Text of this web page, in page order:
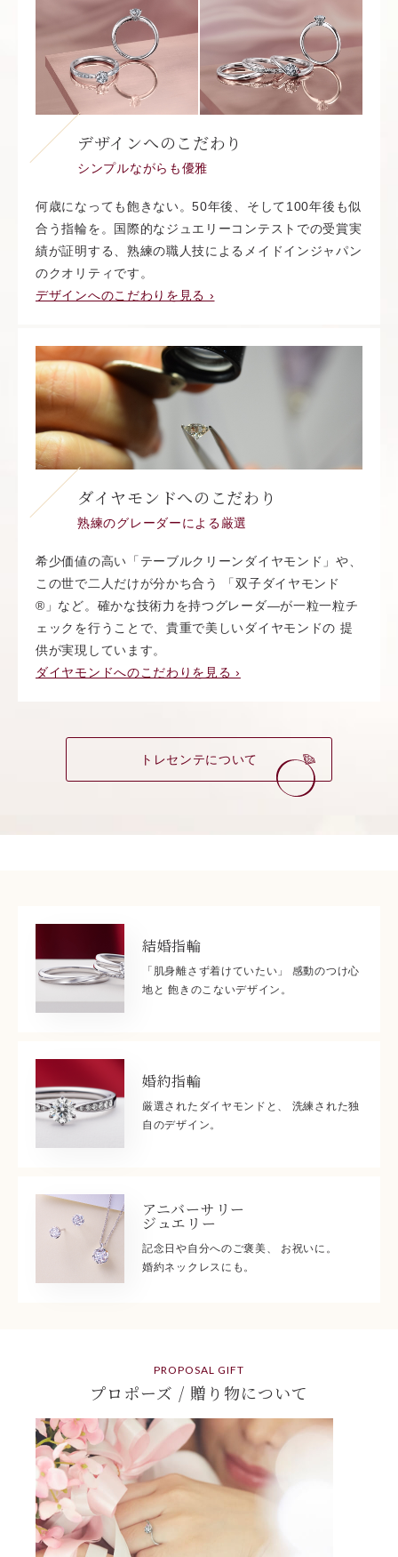
デザインへのこだわり
シンプルながらも優雅
何歳になっても飽きない。50年後、そして100年後も似
合う指輪を。国際的なジュエリーコンテストでの受賞実
績が証明する、熟練の職人技によるメイドインジャパン
のクオリティです。
デザインへのこだわりを見る ›
ダイヤモンドへのこだわり
熟練のグレーダーによる厳選
希少価値の高い「テーブルクリーンダイヤモンド」や、
この世で二人だけが分かち合う 「双子ダイヤモンド
®︎」など。確かな技術力を持つグレーダ―が一粒一粒チ
ェックを行うことで、貴重で美しいダイヤモンドの 提
供が実現しています。
ダイヤモンドへのこだわりを見る ›
トレセンテについて
結婚指輪
「肌身離さず着けていたい」 感動のつけ心
地と 飽きのこないデザイン。
婚約指輪
厳選されたダイヤモンドと、 洗練された独
自のデザイン。
アニバーサリー
ジュエリー
記念日や自分へのご褒美、 お祝いに。
婚約ネックレスにも。
PROPOSAL GIFT
プロポーズ / 贈り物について